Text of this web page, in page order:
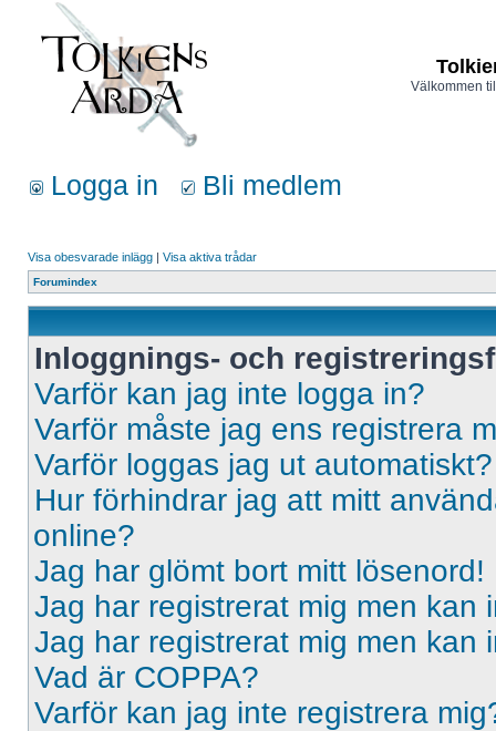
Välkommen
Logga in Bli medlem
Visa obesvarade inlägg | Visa aktiva trådar
Forumindex
Inloggnings- och
Varför kan jag inte logga in?
Varför måste jag ens registrera
Varför loggas jag ut automatiskt?
Hur förhindrar jag att mitt
online?
Jag har glömt bort mitt lösenord!
Jag har registrerat mig men kan
Jag har registrerat mig men kan
Vad är COPPA?
Varför kan jag inte registrera